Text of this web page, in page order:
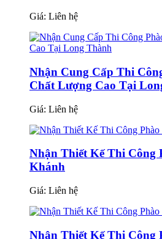
Giá: Liên hệ
Nhận Cung Cấp Thi
Chất Lượng Cao Tại
Giá: Liên hệ
Nhận Thiết Kế Thi Công
Khánh
Giá: Liên hệ
Nhận Thiết Kế Thi Công